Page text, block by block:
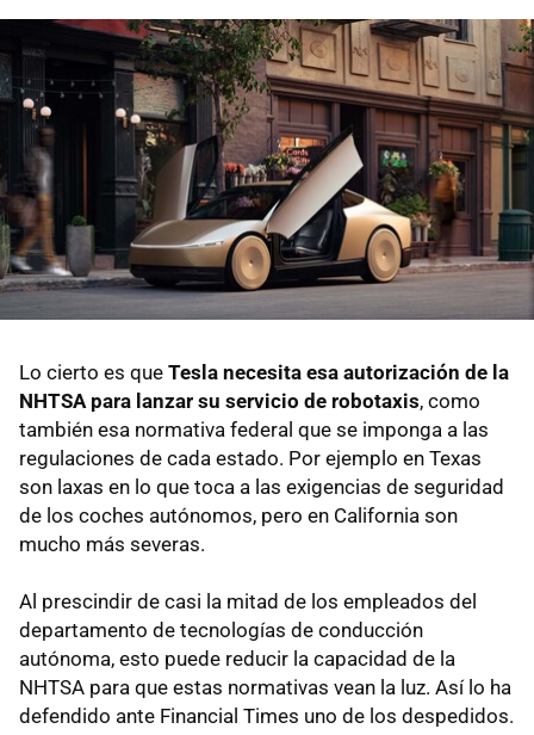
Lo cierto es que Tesla necesita esa autorización de la
NHTSA para lanzar su servicio de robotaxis, como
también esa normativa federal que se imponga a las
regulaciones de cada estado. Por ejemplo en Texas
son laxas en lo que toca a las exigencias de seguridad
de los coches autónomos, pero en California son
mucho más severas.
Al prescindir de casi la mitad de los empleados del
departamento de tecnologías de conducción
autónoma, esto puede reducir la capacidad de la
NHTSA para que estas normativas vean la luz. Así lo ha
defendido ante Financial Times uno de los despedidos.